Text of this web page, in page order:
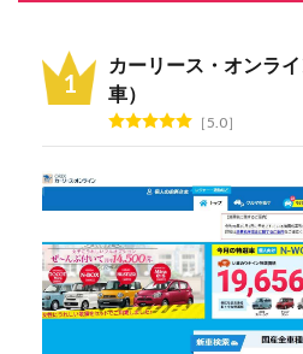
カーリース・オンラ
車）
5.0